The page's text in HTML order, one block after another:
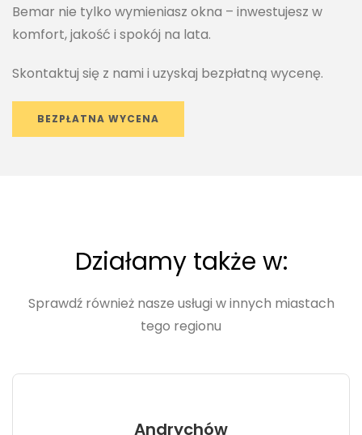
Bemar nie tylko wymieniasz okna – inwestujesz w
komfort, jakość i spokój na lata.
Skontaktuj się z nami i uzyskaj bezpłatną wycenę.
BEZPŁATNA WYCENA
Działamy także w:
Sprawdź również nasze usługi w innych miastach
tego regionu
Andrychów